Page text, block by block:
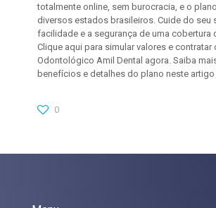
totalmente online, sem burocracia, e o
diversos estados brasileiros. Cuide do seu
facilidade e a segurança de uma cobertura
Clique aqui para simular valores e contratar
Odontológico Amil Dental agora. Saiba
benefícios e detalhes do plano neste artigo
0